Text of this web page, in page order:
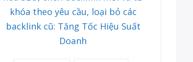
khóa theo yêu cầu, loại bỏ các
backlink cũ: Tăng Tốc Hiệu Suất
Doanh